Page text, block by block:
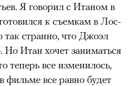
Я говорил с Итаном в
к съемкам в Лос-
так странно, что Джоэл
Но Итан хочет заниматься
теперь все изменилось,
фильме все равно будет